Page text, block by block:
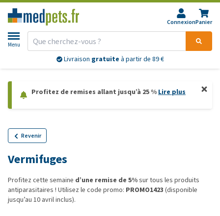
ConnexionPanier
Menu
Livraison gratuite à partir de 89 €
Profitez de remises allant jusqu’à 25 % Lire plus
Revenir
Vermifuges
Profitez cette semaine d’une remise de 5%sur tous les produits
antiparasitaires ! Utilisez le code promo: PROMO1423 (disponible
jusqu’au 10 avril inclus).